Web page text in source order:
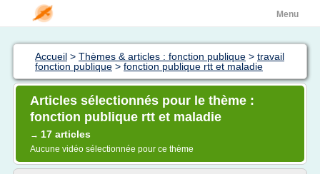
Menu
Accueil > Thèmes & articles : fonction publique > travail
fonction publique > fonction publique rtt et maladie
Articles sélectionnés pour le thème :
fonction publique rtt et maladie
→ 17 articles
Aucune vidéo sélectionnée pour ce thème